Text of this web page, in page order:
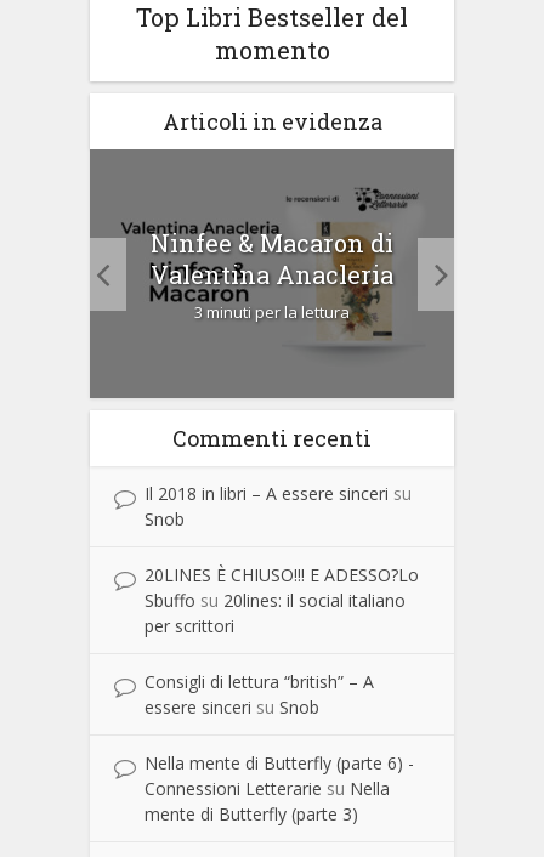
Top Libri Bestseller del
momento
Articoli in evidenza
Ninfee & Macaron di
Valentina Anacleria
3 minuti per la lettura
Commenti recenti
Il 2018 in libri – A essere sinceri su
Snob
20LINES È CHIUSO!!! E ADESSO?Lo
Sbuffo su 20lines: il social italiano
per scrittori
Consigli di lettura “british” – A
essere sinceri su Snob
Nella mente di Butterfly (parte 6) -
Connessioni Letterarie su Nella
mente di Butterfly (parte 3)